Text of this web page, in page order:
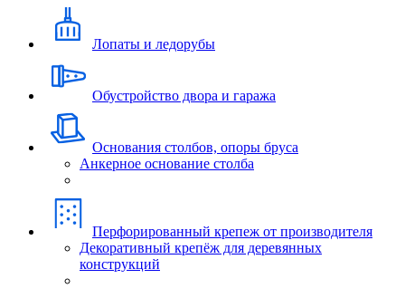
Лопаты и ледорубы
Обустройство двора и гаража
Основания столбов, опоры бруса
Анкерное основание столба
Перфорированный крепеж от производителя
Декоративный крепёж для деревянных
конструкций